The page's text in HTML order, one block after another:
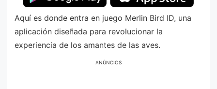
Aquí es donde entra en juego Merlin Bird ID, una
aplicación diseñada para revolucionar la
experiencia de los amantes de las aves.
ANÚNCIOS